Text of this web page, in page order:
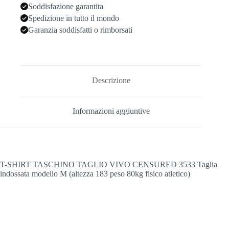
Soddisfazione garantita
Spedizione in tutto il mondo
Garanzia soddisfatti o rimborsati
Descrizione
Informazioni aggiuntive
T-SHIRT TASCHINO TAGLIO VIVO CENSURED 3533 Taglia
indossata modello M (altezza 183 peso 80kg fisico atletico)